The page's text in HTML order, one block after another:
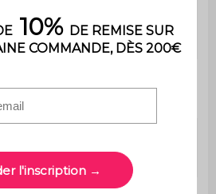
37cm de mousse polyuréthane
(30kg/m3)
85 cm
41 cm